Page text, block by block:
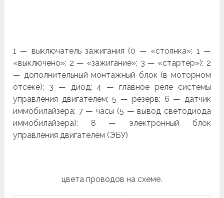
1 — выключатель зажигания (0 — «стоянка»; 1 —
«выключено»; 2 — «зажигание»; 3 — «стартер»); 2
— дополнительный мон­тажный блок (в моторном
отсеке); 3 — диод; 4 — главное реле системы
управления двигателем; 5 — резерв; 6 — датчик
иммо­билайзера; 7 — часы (5 — вывод светодиода
иммобилайзера); 8 — электронный блок
управления двигателем (ЭБУ)
цвета проводов на схеме.